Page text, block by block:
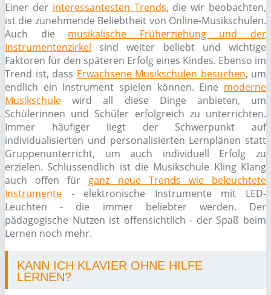
Einer der interessantesten Trends, die wir beobachten,
ist die zunehmende Beliebtheit von Online-Musikschulen.
Auch die musikalische Früherziehung und der
Instrumentenzirkel sind weiter beliebt und wichtige
Faktoren für den späteren Erfolg eines Kindes. Ebenso im
Trend ist, dass Erwachsene Musikschulen besuchen, um
endlich ein Instrument spielen können. Eine moderne
Musikschule wird all diese Dinge anbieten, um
Schülerinnen und Schüler erfolgreich zu unterrichten.
Immer häufiger liegt der Schwerpunkt auf
individualisierten und personalisierten Lernplänen statt
Gruppenunterricht, um auch individuell Erfolg zu
erzielen. Schlussendlich ist die Musikschule Kling Klang
auch offen für ganz neue Trends wie beleuchtete
Instrumente - elektronische Instrumente mit LED-
Leuchten - die immer beliebter werden. Der
pädagogische Nutzen ist offensichtlich - der Spaß beim
Lernen noch mehr.
KANN ICH KLAVIER OHNE HILFE
LERNEN?